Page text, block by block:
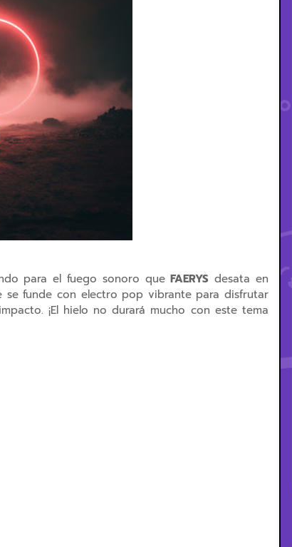
para el fuego sonoro queFAERYS desata en
funde con electro pop vibrante para disfrutar
¡El hielo no durará mucho con este tema